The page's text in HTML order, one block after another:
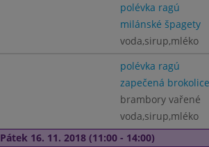
polévka ragú
milánské špagety
voda,sirup,mléko
polévka ragú
zapečená
brambory vařené
voda,sirup,mléko
Pátek 16. 11. 2018 (11:00 - 14:00)